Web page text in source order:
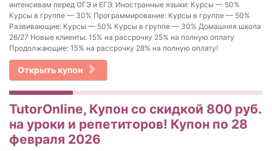
интенсивам перед ОГЭ и ЕГЭ. Иностранные языки: Курсы — 50%
Курсы в группе — 30% Программирование: Курсы в группе — 50%
Развивающие: Курсы — 50% Курсы в группе — 30% Домашняя школа
26/27 Новые клиенты: 15% на рассрочку 25% на полную оплату
Продолжающие: 15% на рассрочку 28% на полную оплату!
Открыть купон
TutorOnline, Купон со скидкой 800 руб.
на уроки и репетиторов! Купон по 28
февраля 2026